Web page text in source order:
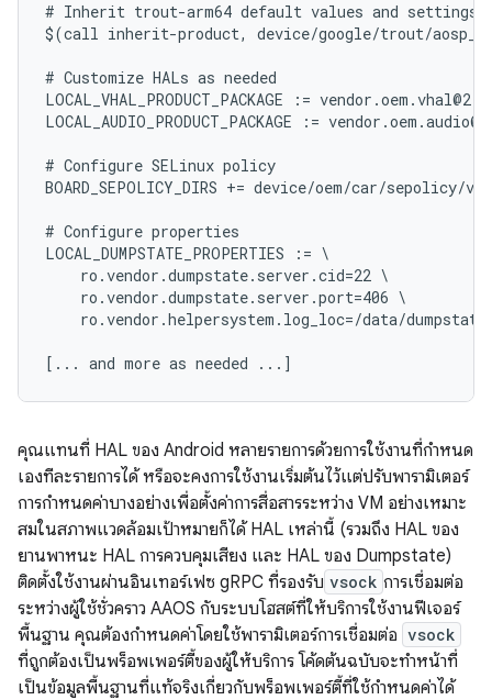
# Inherit trout-arm64 default values and settings
$(call inherit-product, device/google/trout/
# Customize HALs as needed
LOCAL_VHAL_PRODUCT_PACKAGE :=
LOCAL_AUDIO_PRODUCT_PACKAGE :=
# Configure SELinux policy
BOARD_SEPOLICY_DIRS += device/oem/car/sepolicy/
# Configure properties
LOCAL_DUMPSTATE_PROPERTIES := \
    ro.vendor.dumpstate.server.cid=22 \
    ro.vendor.dumpstate.server.port=406 \
    ro.vendor.helpersystem.log_loc=/data/dumpstate
คุณแทนที่ HAL ของ Android หลายรายการด้วยการใช้งานที่กําหนด
เองทีละรายการได้ หรือจะคงการใช้งานเริ่มต้นไว้แต่ปรับพารามิเตอร์
การกําหนดค่าบางอย่างเพื่อตั้งค่าการสื่อสารระหว่าง VM อย่างเหมาะ
สมในสภาพแวดล้อมเป้าหมายก็ได้ HAL เหล่านี้ (รวมถึง HAL ของ
ยานพาหนะ HAL การควบคุมเสียง และ HAL ของ Dumpstate)
ติดตั้งใช้งานผ่านอินเทอร์เฟซ gRPC ที่รองรับ vsock การเชื่อมต่อ
ระหว่างผู้ใช้ชั่วคราว AAOS กับระบบโฮสต์ที่ให้บริการใช้งานฟีเจอร์
พื้นฐาน คุณต้องกําหนดค่าโดยใช้พารามิเตอร์การเชื่อมต่อ vsock
ที่ถูกต้องเป็นพร็อพเพอร์ตี้ของผู้ให้บริการ โค้ดต้นฉบับจะทำหน้าที่
เป็นข้อมูลพื้นฐานที่แท้จริงเกี่ยวกับพร็อพเพอร์ตี้ที่ใช้กำหนดค่าได้